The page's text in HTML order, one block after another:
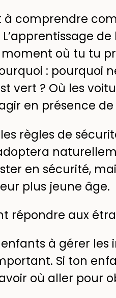
comprendre
où tu tu
: pourquoi
vert ? Où les
en présence
règles de
en sécurité,
plus jeune âge.
répondre aux
à gérer
Si ton
où aller pour